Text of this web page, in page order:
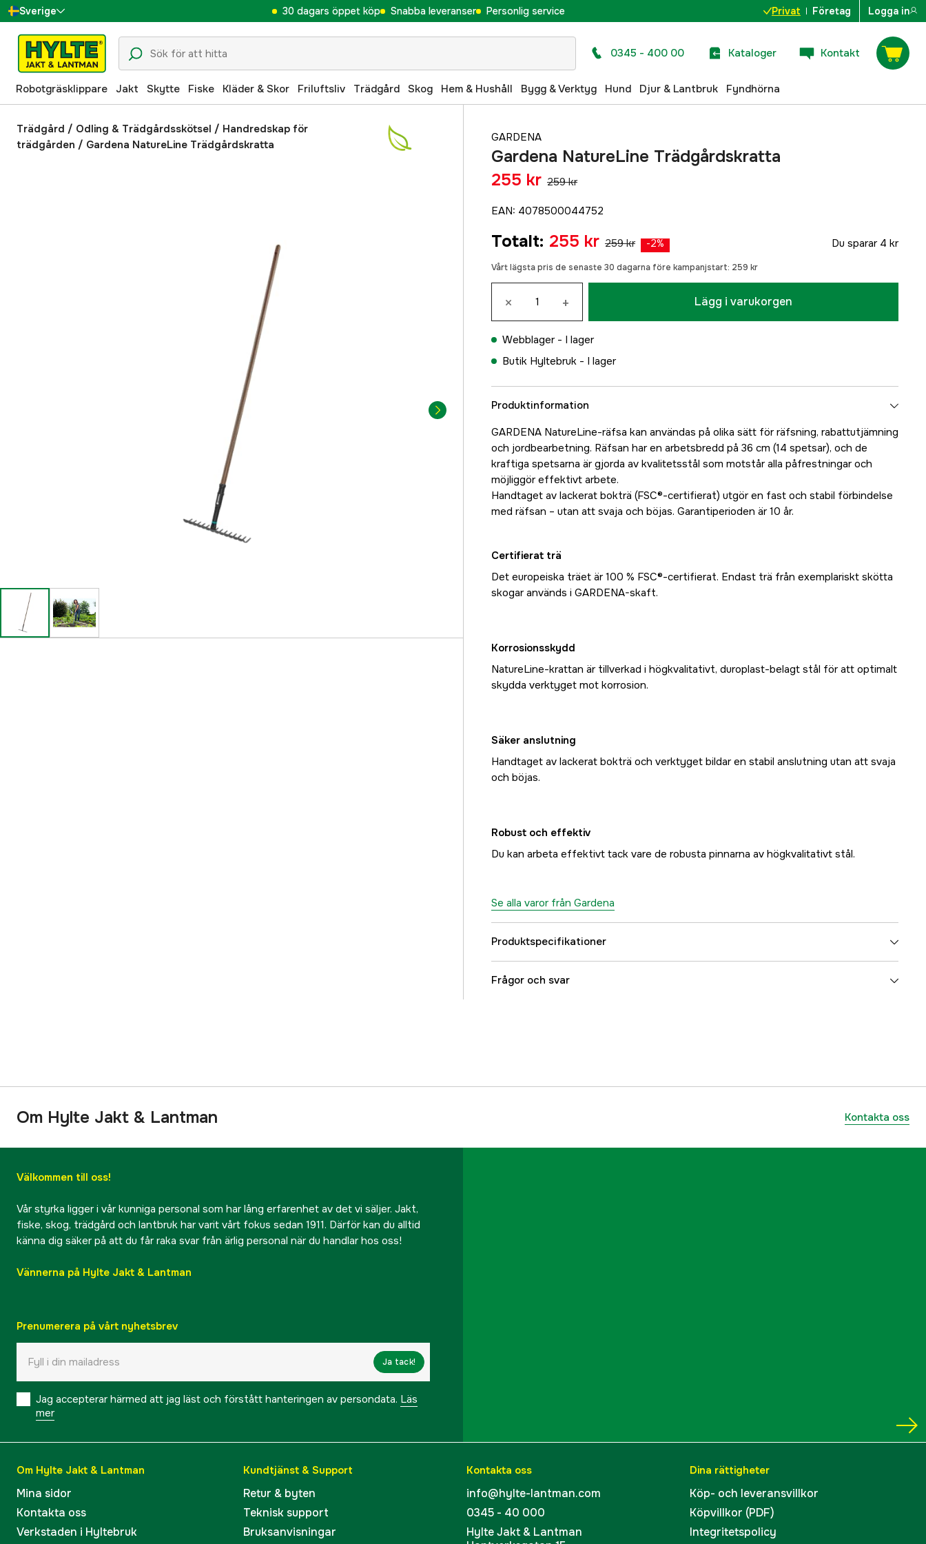
Sverige
Danmark
Suomi
Norge
Deutschland
30 dagars öppet köp Snabba leveranser Personlig service Privat Företag Logga in
0345 - 400 00 Kataloger Kontakt
Robotgräsklippare Jakt Skytte Fiske Kläder & Skor Friluftsliv Trädgård Skog Hem & Hushåll Bygg & Verktyg Hund Djur & Lantbruk Fyndhörna
Trädgård / Odling & Trädgårdsskötsel / Handredskap för
trädgården / Gardena NatureLine Trädgårdskratta
GARDENA
Gardena NatureLine Trädgårdskratta
255 kr 259 kr
EAN: 4078500044752
Totalt: 255 kr 259 kr -2% Du sparar 4 kr
Vårt lägsta pris de senaste 30 dagarna före kampanjstart: 259 kr
× + Lägg i varukorgen
Webblager - I lager
Butik Hyltebruk - I lager
Produktinformation
GARDENA NatureLine-räfsa kan användas på olika sätt för räfsning, rabattutjämning
och jordbearbetning. Räfsan har en arbetsbredd på 36 cm (14 spetsar), och de
kraftiga spetsarna är gjorda av kvalitetsstål som motstår alla påfrestningar och
möjliggör effektivt arbete.
Handtaget av lackerat bokträ (FSC®-certifierat) utgör en fast och stabil förbindelse
med räfsan – utan att svaja och böjas. Garantiperioden är 10 år.
Certifierat trä
Det europeiska träet är 100 % FSC®-certifierat. Endast trä från exemplariskt skötta
skogar används i GARDENA-skaft.
Korrosionsskydd
NatureLine-krattan är tillverkad i högkvalitativt, duroplast-belagt stål för att optimalt
skydda verktyget mot korrosion.
Säker anslutning
Handtaget av lackerat bokträ och verktyget bildar en stabil anslutning utan att svaja
och böjas.
Robust och effektiv
Du kan arbeta effektivt tack vare de robusta pinnarna av högkvalitativt stål.
Se alla varor från Gardena
Produktspecifikationer
Global Garanti
4078500044752
Frågor och svar
Om Hylte Jakt & Lantman Kontakta oss
Välkommen till oss!
Vår styrka ligger i vår kunniga personal som har lång erfarenhet av det vi säljer. Jakt,
fiske, skog, trädgård och lantbruk har varit vårt fokus sedan 1911. Därför kan du alltid
känna dig säker på att du får raka svar från ärlig personal när du handlar hos oss!
Vännerna på Hylte Jakt & Lantman
Prenumerera på vårt nyhetsbrev
Ja tack!
Jag accepterar härmed att jag läst och förstått hanteringen av persondata. Läs
mer
Om Hylte Jakt & Lantman
Mina sidor
Kontakta oss
Verkstaden i Hyltebruk
Kundtjänst & Support
Retur & byten
Teknisk support
Bruksanvisningar
Kontakta oss
info@hylte-lantman.com
0345 - 40 000
Hylte Jakt & Lantman
Dina rättigheter
Köp- och leveransvillkor
Köpvillkor (PDF)
Integritetspolicy